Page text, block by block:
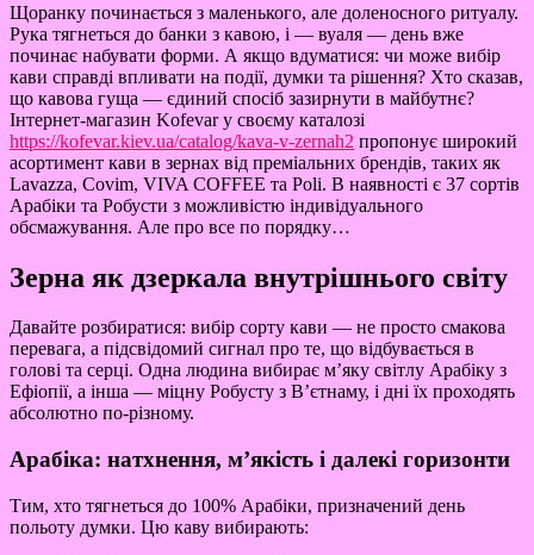
Щоранку починається з маленького, але доленосного ритуалу.
Рука тягнеться до банки з кавою, і — вуаля — день вже
починає набувати форми. А якщо вдуматися: чи може вибір
кави справді впливати на події, думки та рішення? Хто сказав,
що кавова гуща — єдиний спосіб зазирнути в майбутнє?
Інтернет-магазин Kofevar у своєму каталозі
https://kofevar.kiev.ua/catalog/kava-v-zernah2 пропонує широкий
асортимент кави в зернах від преміальних брендів, таких як
Lavazza, Covim, VIVA COFFEE та Poli. В наявності є 37 сортів
Арабіки та Робусти з можливістю індивідуального
обсмажування. Але про все по порядку…
Зерна як дзеркала внутрішнього світу
Давайте розбиратися: вибір сорту кави — не просто смакова
перевага, а підсвідомий сигнал про те, що відбувається в
голові та серці. Одна людина вибирає м’яку світлу Арабіку з
Ефіопії, а інша — міцну Робусту з В’єтнаму, і дні їх проходять
абсолютно по-різному.
Арабіка: натхнення, м’якість і далекі горизонти
Тим, хто тягнеться до 100% Арабіки, призначений день
польоту думки. Цю каву вибирають: